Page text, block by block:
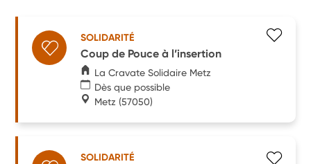
SOLIDARITÉ
Coup de Pouce à l’insertion
La Cravate Solidaire Metz
Dès que possible
Metz (57050)
SOLIDARITÉ